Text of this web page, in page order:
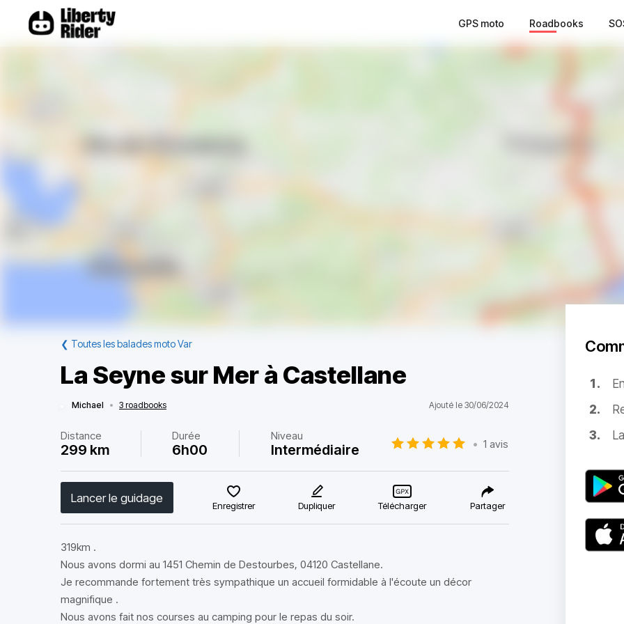
GPS moto Roadbooks
❮ Toutes les balades moto Var
La Seyne sur Mer à Castellane
Michael • 3 roadbooks Ajouté le 30/06/2024
Distance
299 km
Durée
6h00
Niveau
Intermédiaire • 1 avis
Lancer le guidage
Enregistrer Dupliquer Télécharger Partager
319km .
Nous avons dormi au 1451 Chemin de Destourbes, 04120 Castellane.
Je recommande fortement très sympathique un accueil formidable à l'écoute un décor
magnifique .
Nous avons fait nos courses au camping pour le repas du soir.